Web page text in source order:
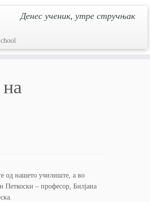
Денес ученик, утре стручњак
од нашето училиште, а во
Петкоски – професор, Билјана